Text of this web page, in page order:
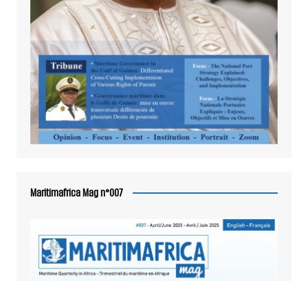
Maritimafrica Mag n°007